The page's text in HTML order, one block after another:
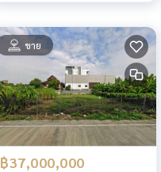
ขาย
฿37,000,000